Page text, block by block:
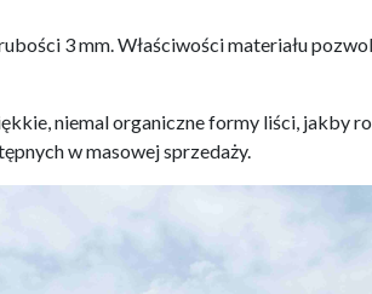
3 mm. Właściwości materiału
niemal organiczne formy liści, jakby
w masowej sprzedaży.